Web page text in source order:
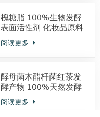
槐糖脂 100%生物发酵
表面活性剂 化妆品原料
酸型内酯型混合物
阅读更多
酵母菌木醋杆菌红茶发
酵产物 100%天然发酵
来源 调节皮肤微生态
阅读更多